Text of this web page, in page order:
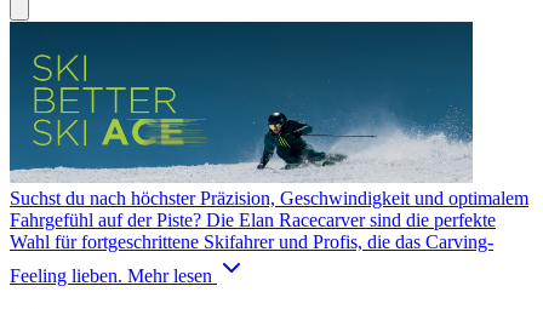
Suchst du nach höchster Präzision, Geschwindigkeit und optimalem
Fahrgefühl auf der Piste? Die Elan Racecarver sind die perfekte
Wahl für fortgeschrittene Skifahrer und Profis, die das Carving-
Feeling lieben. Mehr lesen